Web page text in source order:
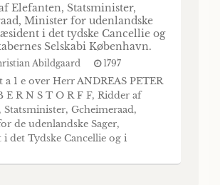
Elefanten, Statsminister,
Minister for udenlandske
i det tydske Cancellie og
Selskabi København.
Abildgaard 1797
a 1 e over Herr ANDREAS PETER
E R N S T O R F F, Ridder af
Statsminister, Gcheimeraad,
de udenlandske Sager,
det Tydske Cancellie og i
Selskab den 3